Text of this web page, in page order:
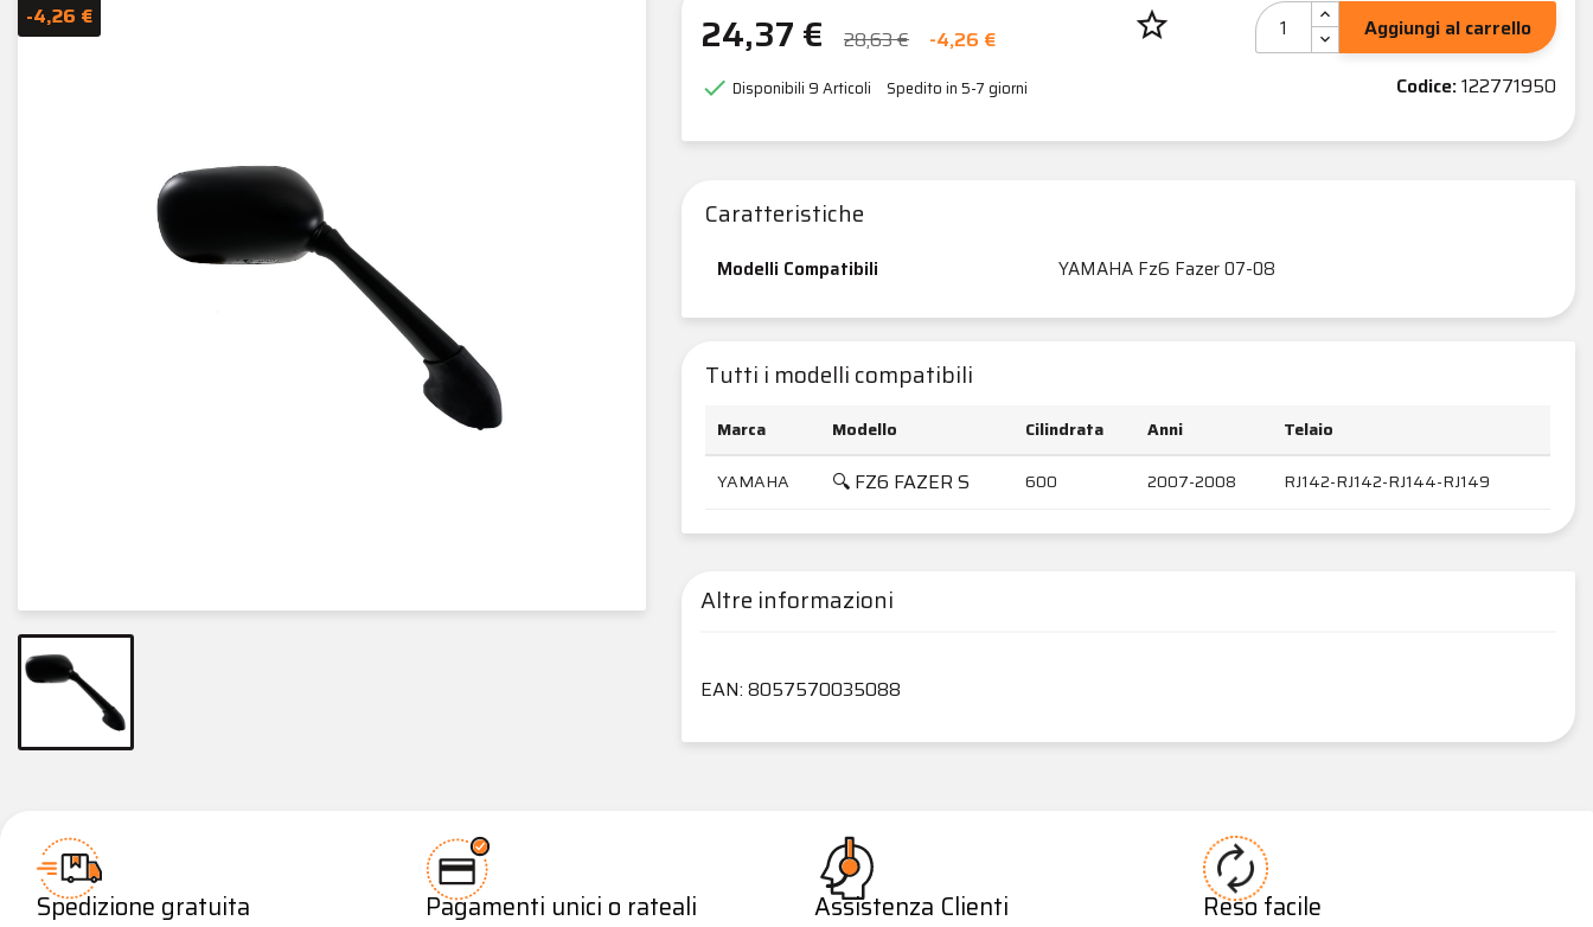
-4,26 € 24,37 € 28,63 € -4,26 €
 Disponibili 9 Articoli Spedito in 5-7 giorni
star_border
Aggiungi al carrello
Codice:122771950
Caratteristiche
Modelli Compatibili YAMAHA Fz6 Fazer 07-08
Tutti i modelli compatibili
Marca Modello Cilindrata Anni
Telaio
YAMAHA
🔍 FZ6 FAZER S 600 2007-2008 RJ142-RJ142-RJ144-RJ149
Altre informazioni
EAN: 8057570035088
Spedizione gratuita Pagamenti unici o rateali Assistenza Clienti Reso facile